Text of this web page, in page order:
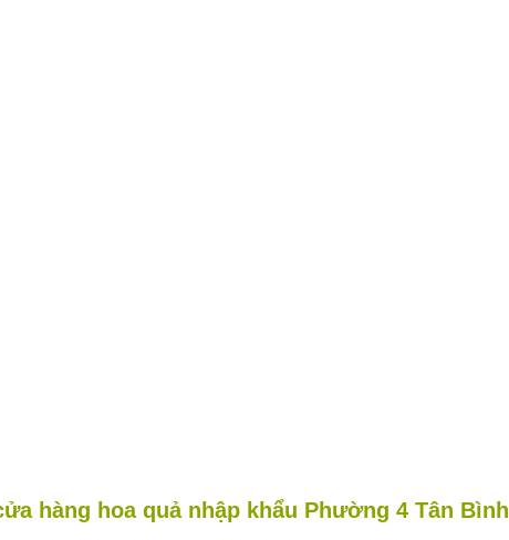
hàng hoa quả nhập khẩu Phường 4 Tân Bình